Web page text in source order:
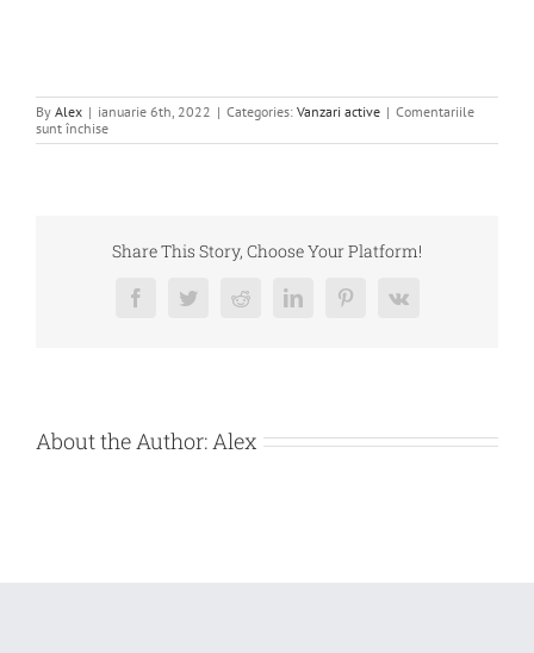
By Alex | ianuarie 6th, 2022 | Categories: Vanzari active | Comentariile
sunt închisepentru
DE
PREGO
RISTORANTE
Share This Story, Choose Your Platform!
FacebookTwitterRedditLinkedInPinterest
Vk
About the Author: Alex